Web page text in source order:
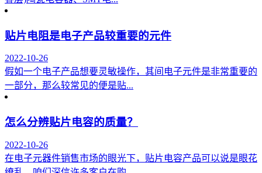
贴片电阻是电子产品较重要的元件
2022-10-26
假如一个电子产品想要灵敏操作，其间电子元件是非常重要的
一部分，那么较常见的便是贴...
怎么分辨贴片电容的质量？
2022-10-26
在电子元器件销售市场的眼光下，贴片电容产品可以说是眼花